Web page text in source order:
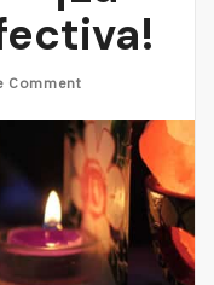
Comment